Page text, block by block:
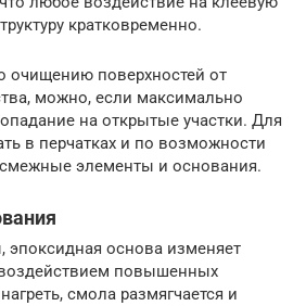
кратковременно.
очищению поверхностей от
можно, если максимально
на открытые участки. Для
в перчатках и по возможности
элементы и основания.
основа изменяет
повышенных
смола размягчается и